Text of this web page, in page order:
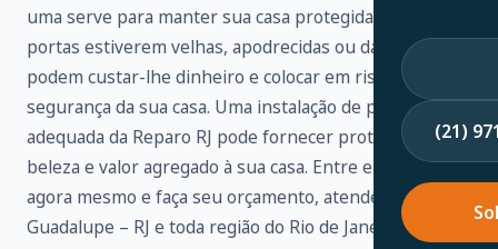
(21)
uma serve para manter sua casa protegida. Se as suas
portas estiverem velhas, apodrecidas ou danificadas,
podem custar-lhe dinheiro e colocar em risco a
segurança da sua casa. Uma instalação de porta
adequada da Reparo RJ pode fornecer proteção,
beleza e valor agregado à sua casa. Entre em contato
agora mesmo e faça seu orçamento, atendemos em
Guadalupe – RJ e toda região do Rio de Janeiro.